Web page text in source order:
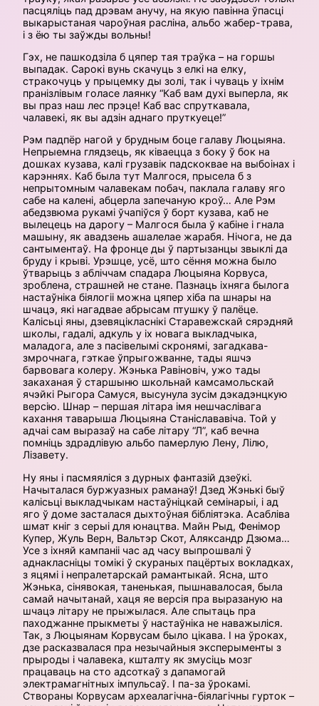
пасцяліць пад дрэвам анучу, на якую павінна ўпасці
выкарыстаная чароўная расліна, альбо жабер-трава,
і з ёю ты заўжды вольны!
Гэх, не пашкодзіла б цяпер тая траўка – на горшы
выпадак. Сарокі вунь скачуць з елкі на елку,
стракочуць у прыцемку ды золі, так і чуваць у іхнім
пранізлівым голасе лаянку “Каб вам духі выперла, як
вы праз наш лес прэце! Каб вас спруткавала,
чалавекі, як вы адзін аднаго пруткуеце!”
Рэм падпёр нагой у брудным боце галаву Люцыяна.
Непрыемна гля­дзець, як ківаецца з боку ў бок на
дошках кузава, калі грузавік падскоквае на выбоінах і
карэннях. Каб была тут Малгося, прысела б з
непрытомным чалавекам побач, паклала галаву яго
сабе на калені, абцерла запечаную кроў… Але Рэм
абедзвюма рукамі ўчапіўся ў борт кузава, каб не
вылецець на дарогу – Малгося была ў кабіне і гнала
машыну, як авадзень ашалелае жарабя. Нічога, не да
сантыментаў. На фронце ды ў партызанцы звыклі да
бруду і крыві. Урэшце, усё, што сёння можна было
ўтварыць з абліччам спадара Люцыяна Корвуса,
зроблена, страшней не стане. Пазнаць іхняга былога
настаўніка біялогіі можна цяпер хіба па шнары на
шчацэ, які нагадвае абрысам птушку ў палёце.
Калісьці яны, дзевяцікласнікі Старавежскай сярэдняй
школы, гадалі, адкуль у іх новага выкладчыка,
маладога, але з пасівелымі скронямі, загадкава-
змрочнага, гэткае ўпрыгожванне, тады яшчэ
барвовага колеру. Жэнька Равіновіч, ужо тады
закаханая ў старшыню школьнай камсамольскай
ячэйкі Рыгора Самуся, высунула зусім дэкадэнцкую
версію. Шнар – першая літара імя нешчаслівага
кахання таварыша Люцыяна Станіслававіча. Той у
адчаі сам выразаў на сабе літару “Л”, каб вечна
помніць здрадлівую альбо памерлую Лену, Лілю,
Лізавету.
Ну яны і пасмяяліся з дурных фантазій дзеўкі.
Начыталася буржуазных раманаў! Дзед Жэнькі быў
калісьці выкладчыкам настаўніцкай семінарыі, і ад
яго ў доме засталася дыхтоўная бібліятэка. Асабліва
шмат кніг з серыі для юнацтва. Майн Рыд, Фенімор
Купер, Жуль Верн, Вальтэр Скот, Аляксандр Дзюма…
Усе з іхняй кампаніі час ад часу выпрошвалі ў
аднакласніцы томікі ў скураных пацёртых вокладках,
з яцямі і непралетарскай рамантыкай. Ясна, што
Жэнька, сінявокая, таненькая, пышнавалосая, была
самай начытанай, хаця яе версія пра выразаную на
шчацэ літару не прыжылася. Але спытаць пра
паходжанне прыкметы ў настаўніка не наважыліся.
Так, з Люцыянам Корвусам было цікава. І на ўроках,
дзе расказвалася пра незычайныя эксперыменты з
прыроды і чалавека, кшталту як змусіць мозг
працаваць на сто адсоткаў з дапамогай
электрамагнітных імпульсаў. І па-за ўрокамі.
Створаны Корвусам археалагічна-біялагічны гурток –